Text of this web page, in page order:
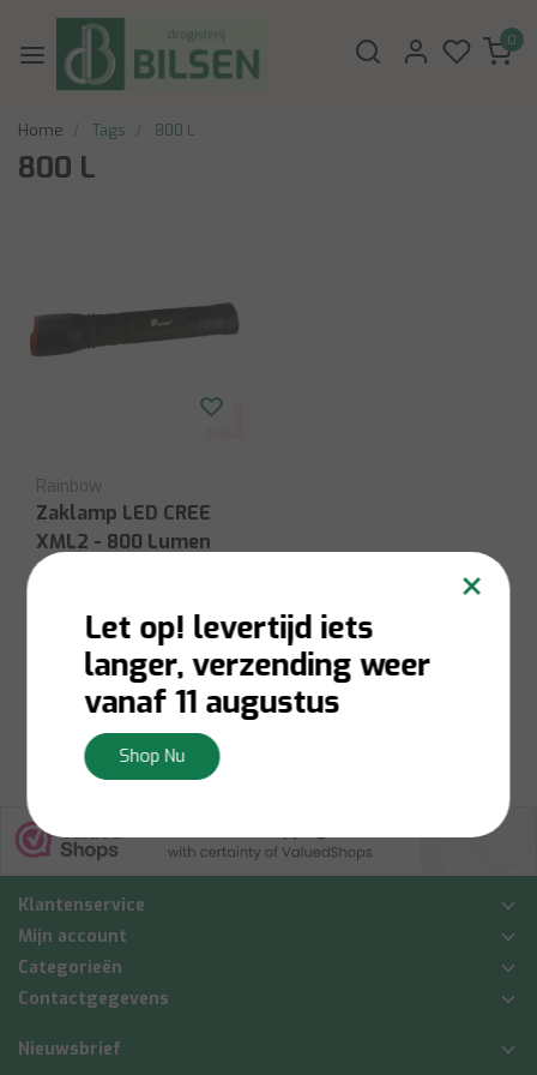
0
Home Tags 800 L
800 L
Rainbow
Zaklamp LED CREE
XML2 - 800 Lumen
Op voorraad:Levering 1-
3 werkdagen
Bekijken
Klantenservice
Mijn account
Categorieën
Contactgegevens
Nieuwsbrief
×
Let op! levertijd iets
langer, verzending weer
vanaf 11 augustus
Shop Nu